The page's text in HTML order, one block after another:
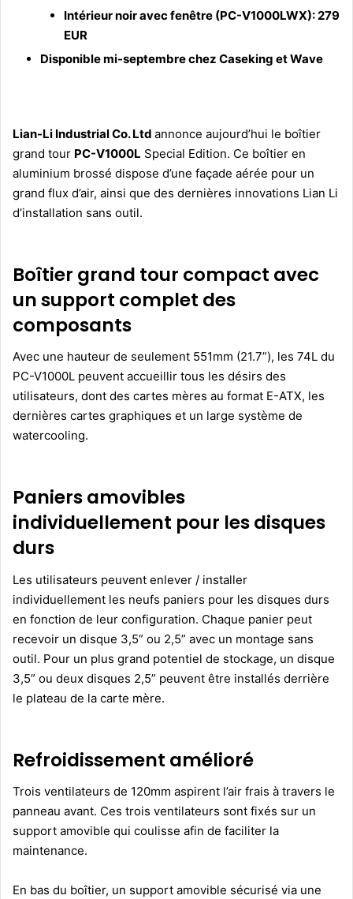
Intérieur noir avec fenêtre (PC-V1000LWX): 279
EUR
Disponible mi-septembre chez Caseking et Wave
Lian-Li Industrial Co. Ltd annonce aujourd’hui le boîtier
grand tour PC-V1000L Special Edition. Ce boîtier en
aluminium brossé dispose d’une façade aérée pour un
grand flux d’air, ainsi que des dernières innovations Lian Li
d’installation sans outil.
Boîtier grand tour compact avec
un support complet des
composants
Avec une hauteur de seulement 551mm (21.7”), les 74L du
PC-V1000L peuvent accueillir tous les désirs des
utilisateurs, dont des cartes mères au format E-ATX, les
dernières cartes graphiques et un large système de
watercooling.
Paniers amovibles
individuellement pour les disques
durs
Les utilisateurs peuvent enlever / installer
individuellement les neufs paniers pour les disques durs
en fonction de leur configuration. Chaque panier peut
recevoir un disque 3,5” ou 2,5” avec un montage sans
outil. Pour un plus grand potentiel de stockage, un disque
3,5” ou deux disques 2,5” peuvent être installés derrière
le plateau de la carte mère.
Refroidissement amélioré
Trois ventilateurs de 120mm aspirent l’air frais à travers le
panneau avant. Ces trois ventilateurs sont fixés sur un
support amovible qui coulisse afin de faciliter la
maintenance.
En bas du boîtier, un support amovible sécurisé via une